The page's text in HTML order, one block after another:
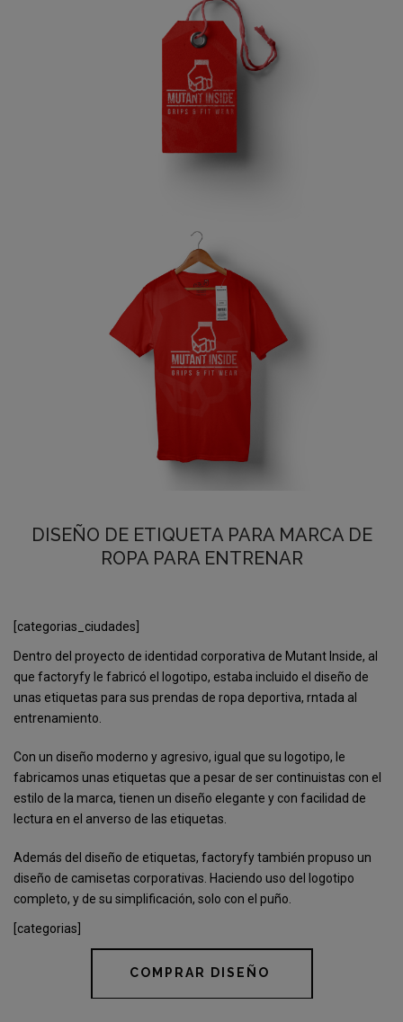
DISEÑO DE ETIQUETA PARA MARCA DE
ROPA PARA ENTRENAR
[categorias_ciudades]
Dentro del proyecto de identidad corporativa de Mutant Inside, al
que factoryfy le fabricó el logotipo, estaba incluido el diseño de
unas etiquetas para sus prendas de ropa deportiva, rntada al
entrenamiento.
Con un diseño moderno y agresivo, igual que su logotipo, le
fabricamos unas etiquetas que a pesar de ser continuistas con el
estilo de la marca, tienen un diseño elegante y con facilidad de
lectura en el anverso de las etiquetas.
Además del diseño de etiquetas, factoryfy también propuso un
diseño de camisetas corporativas. Haciendo uso del logotipo
completo, y de su simplificación, solo con el puño.
[categorias]
COMPRAR DISEÑO